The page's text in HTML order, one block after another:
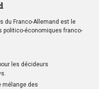
du Franco-Allemand est le
politico-économiques franco-
les décideurs
mélange des